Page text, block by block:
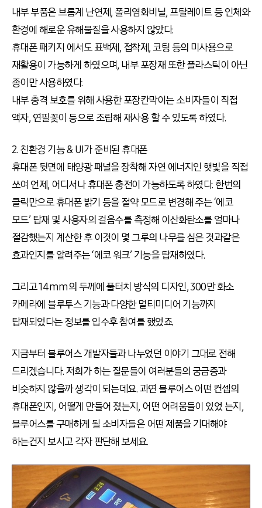
내부 부품은 브롬계 난연제, 폴리염화비닐, 프탈레이트 등 인체와
환경에 해로운 유해물질을 사용하지 않았다.
휴대폰 패키지 에서도 표백제, 접착제, 코팅 등의 미사용으로
재활용이 가능하게 하였으며, 내부 포장재 또한 플라스틱이 아닌
종이만 사용하였다.
내부 충격 보호를 위해 사용한 포장칸막이는 소비자들이 직접
액자, 연필꽃이 등으로 조립해 재사용 할 수 있도록 하였다.
2. 친환경 기능 & UI가 준비된 휴대폰
휴대폰 뒷면에 태양광 패널을 장착해 자연 에너지인 햇빛을 직접
쏘여 언제, 어디서나 휴대폰 충전이 가능하도록 하였다. 한번의
클릭만으로 휴대폰 밝기 등을 절약 모드로 변경해 주는 ‘에코
모드’ 탑재 및 사용자의 걸음수를 측정해 이산화탄소를 얼마나
절감했는지 계산한 후 이것이 몇 그루의 나무를 심은 것과같은
효과인지를 알려주는 ‘에코 워크’ 기능을 탑재하였다.
그리고 14mm의 두께에 풀터치 방식의 디자인, 300만 화소
카메라에 블루투스 기능과 다양한 멀티미디어 기능까지
탑재되었다는 정보를 입수후 참여를 했었죠.
지금부터 블루어스 개발자들과 나누었던 이야기 그대로 전해
드리겠습니다. 저희가 하는 질문들이 여러분들의 궁금증과
비슷하지 않을까 생각이 되는데요. 과연 블루어스 어떤 컨셉의
휴대폰인지, 어떻게 만들어 졌는지, 어떤 어려움들이 있었 는지,
블루어스를 구매하게 될 소비자들은 어떤 제품을 기대해야
하는건지 보시고 각자 판단해 보세요.